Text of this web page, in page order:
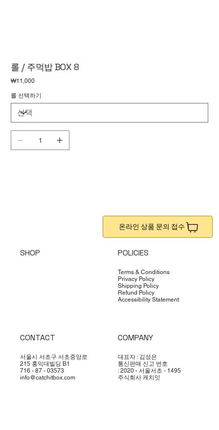
롤 / 주먹밥 BOX 8
가
₩11,000
롤 선택하기
온라인 상품 문의 접수
SHOP POLICIES
Terms & Conditions
Privacy Policy
Shipping Policy
Refund Policy
Accessibility Statement
CONTACT
서울시 서초구 서초중앙로
215 홍익대빌딩 B1
716 - 87 - 03573
info@catchitbox.com
COMPANY
대표자 : 김성은
통신판매 신고 번호
: 2020 - 서울서초 - 1495
주식회사 캐치잇